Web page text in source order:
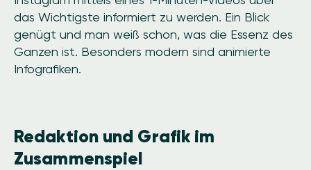
das Wichtigste informiert zu werden. Ein Blick
genügt und man weiß schon, was die Essenz des
Ganzen ist. Besonders modern sind animierte
Infografiken.
Redaktion und Grafik im
Zusammenspiel